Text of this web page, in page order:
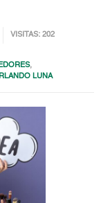
VISITAS: 202
,
LUNA